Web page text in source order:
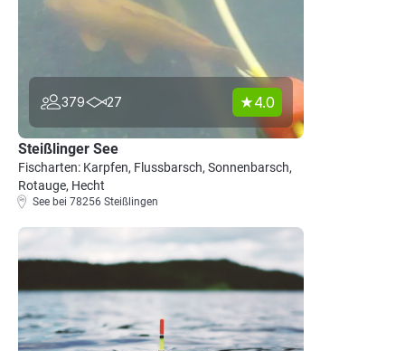
379 27 4.0
Steißlinger See
Fischarten: Karpfen, Flussbarsch, Sonnenbarsch,
Rotauge, Hecht
See bei 78256 Steißlingen